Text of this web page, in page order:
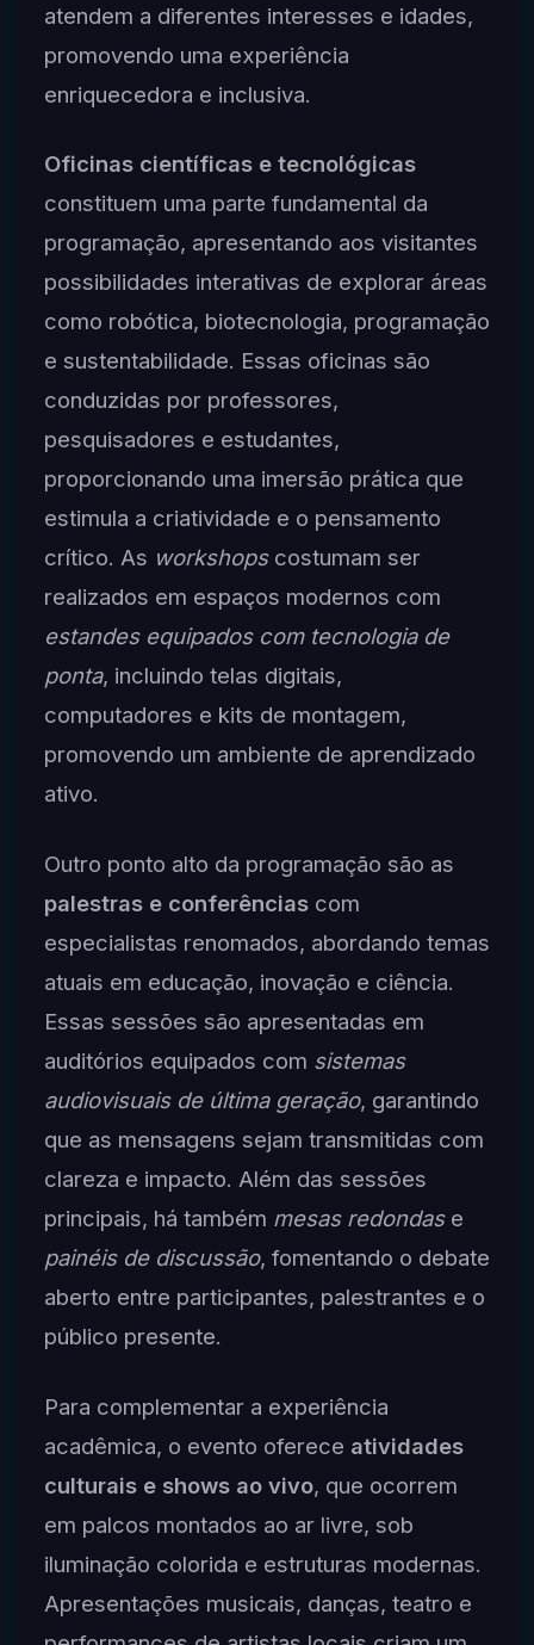
atendem a diferentes interesses e idades,
promovendo uma experiência
enriquecedora e inclusiva.
Oficinas científicas e tecnológicas
constituem uma parte fundamental da
programação, apresentando aos visitantes
possibilidades interativas de explorar áreas
como robótica, biotecnologia, programação
e sustentabilidade. Essas oficinas são
conduzidas por professores,
pesquisadores e estudantes,
proporcionando uma imersão prática que
estimula a criatividade e o pensamento
crítico. As workshopscostumam ser
realizados em espaços modernos com
estandes equipados com tecnologia de
ponta, incluindo telas digitais,
computadores e kits de montagem,
promovendo um ambiente de aprendizado
ativo.
Outro ponto alto da programação são as
palestras e conferênciascom
especialistas renomados, abordando temas
atuais em educação, inovação e ciência.
Essas sessões são apresentadas em
auditórios equipados com sistemas
audiovisuais de última geração, garantindo
que as mensagens sejam transmitidas com
clareza e impacto. Além das sessões
principais, há também mesas redondase
painéis de discussão, fomentando o debate
aberto entre participantes, palestrantes e o
público presente.
Para complementar a experiência
acadêmica, o evento oferece atividades
culturais e shows ao vivo, que ocorrem
em palcos montados ao ar livre, sob
iluminação colorida e estruturas modernas.
Apresentações musicais, danças, teatro e